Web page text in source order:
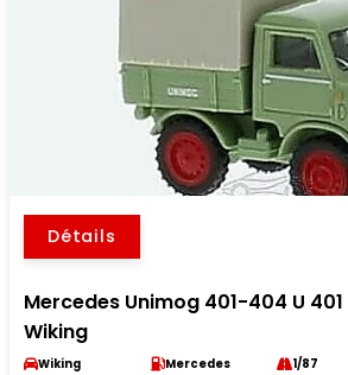
Détails
Mercedes Unimog 401-404 U
Wiking
Wiking Mercedes 1/87